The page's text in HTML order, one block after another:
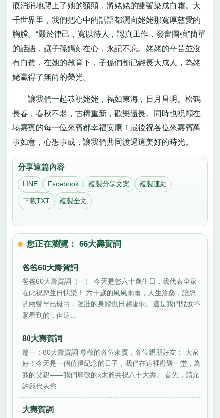
痕消消地爬上了她的額頭，將姥姥的雙鬢染成白霜。大
千世界里，我們把心中的話語都灑向姥姥那寬厚慈愛的
胸膛。“嚴於律己，寬以待人，認真工作，發奮圖強”簡單
的話語，讓子孫鐫刻在心，永記不忘。姥姥的辛苦並沒
有白費，在她的教育下，子孫們都已經長大成人，為姥
姥贏得了無尚的榮光。
讓我們一起恭祝姥姥，福如東海，日月昌明。松鶴
長春，春秋不老，古稀重新，歡樂遠長。同時也祝願在
場嘉賓的每一位來賓都幸福安康！最後祝各位來嘉賓萬
事如意，心想事成，讓我們共同渡過這美好的時光。
分享這篇內容
LINE Facebook 複製分享文案 複製連結
下載TXT 複製全文
您正在瀏覽： 66大壽賀詞
爸爸60大壽賀詞
爸爸60大壽賀詞（一） 今天是您六十歲生日，我代表全家
在此祝您生日快樂！ 六十歲的風風雨雨，人生滄桑，讓您
的兩鬢早已斑白，強壯的身體也日趨虛弱。這是我們兒女不
願看到的，但這...
80大壽賀詞
篇一：80大壽賀詞 尊敬的各位來賓，各位親朋好友： 大家
好！今天是一個值得紀念的日子，我們在這裡歡聚一堂，為
我的父親——我們尊敬的x太爺共祝八十大壽。 首先，請允
許我代表您...
大壽賀詞